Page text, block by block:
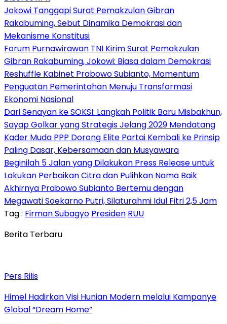
Jokowi Tanggapi Surat Pemakzulan Gibran
Rakabuming, Sebut Dinamika Demokrasi dan
Mekanisme Konstitusi
Forum Purnawirawan TNI Kirim Surat Pemakzulan
Gibran Rakabuming, Jokowi: Biasa dalam Demokrasi
Reshuffle Kabinet Prabowo Subianto, Momentum
Penguatan Pemerintahan Menuju Transformasi
Ekonomi Nasional
Dari Senayan ke SOKSI: Langkah Politik Baru Misbakhun,
Sayap Golkar yang Strategis Jelang 2029 Mendatang
Kader Muda PPP Dorong Elite Partai Kembali ke Prinsip
Paling Dasar, Kebersamaan dan Musyawara
Beginilah 5 Jalan yang Dilakukan Press Release untuk
Lakukan Perbaikan Citra dan Pulihkan Nama Baik
Akhirnya Prabowo Subianto Bertemu dengan
Megawati Soekarno Putri, Silaturahmi Idul Fitri 2,5 Jam
Tag : Firman Subagyo Presiden RUU
Berita Terbaru
Pers Rilis
Himel Hadirkan Visi Hunian Modern melalui Kampanye
Global “Dream Home”